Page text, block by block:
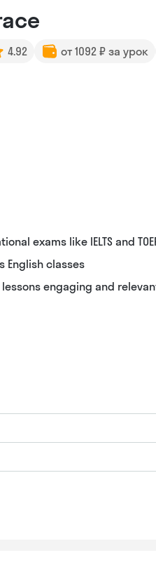
4.92 от 1092 ₽ за урок
exams like IELTS and
English classes
engaging and